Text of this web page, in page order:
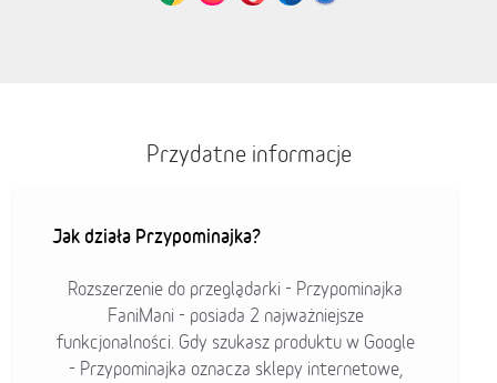
Przydatne informacje
Jak działa Przypominajka?
Rozszerzenie do przeglądarki - Przypominajka
FaniMani - posiada 2 najważniejsze
funkcjonalności. Gdy szukasz produktu w Google
- Przypominajka oznacza sklepy internetowe,